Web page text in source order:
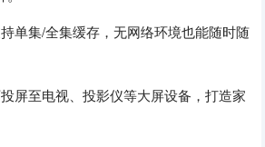
单集/全集缓存，无网络环境也能随时随
屏至电视、投影仪等大屏设备，打造家